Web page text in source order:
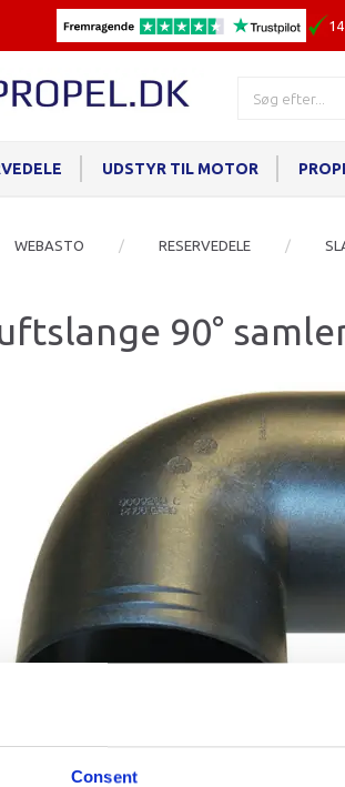
Consent
UDSTYR TIL MOTOR
WEBASTO RESERVEDELE
90°